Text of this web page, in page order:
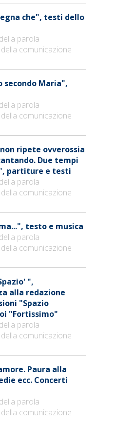
che", testi dello
parola
comunicazione
secondo Maria",
parola
comunicazione
ripete ovverossia
Due tempi
partiture e testi
parola
comunicazione
testo e musica
parola
comunicazione
",
alla redazione
"Spazio
"Fortissimo"
parola
comunicazione
Paura alla
ecc. Concerti
parola
comunicazione